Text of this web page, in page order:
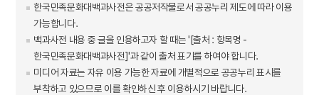
한국민족문화대백과사전은 공공저작물로서 공공누리 제도에 따라 이용
가능합니다.
백과사전 내용 중 글을 인용하고자 할 때는 '[출처 : 항목명 -
한국민족문화대백과사전]'과 같이 출처 표기를 하여야 합니다.
미디어 자료는 자유 이용 가능한 자료에 개별적으로 공공누리 표시를
부착하고 있으므로 이를 확인하신 후 이용하시기 바랍니다.